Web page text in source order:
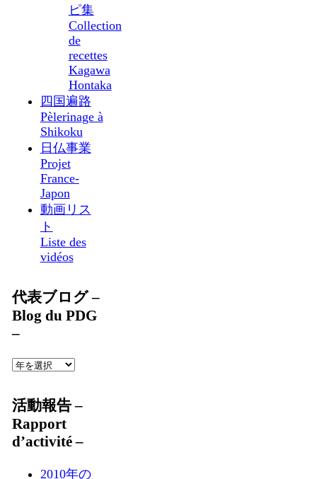
ピ集
Collection
de
recettes
Kagawa
Hontaka
四国遍路
Pèlerinage à
Shikoku
日仏事業
Projet
France-
Japon
動画リス
ト
Liste des
vidéos
代表ブログ –
Blog du PDG
–
活動報告 –
Rapport
d’activité –
2010年の